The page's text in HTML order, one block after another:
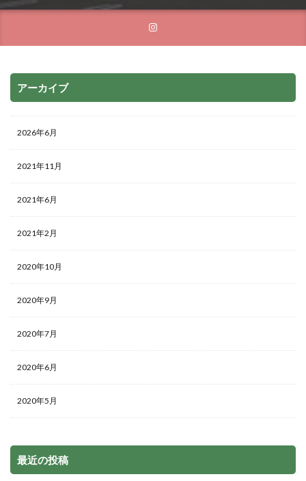
アーカイブ
2026年6月
2021年11月
2021年6月
2021年2月
2020年10月
2020年9月
2020年7月
2020年6月
2020年5月
最近の投稿